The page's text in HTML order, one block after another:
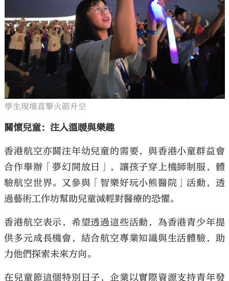
學生現場直擊火箭升空
關懷兒童：注入溫暖與樂趣
香港航空亦關注年幼兒童的需要，與香港小童群益會
合作舉辦「夢幻開放日」，讓孩子穿上機師制服，體
驗航空世界。又參與「智樂好玩小熊醫院」活動，透
過藝術工作坊幫助兒童減輕對醫療的恐懼。
香港航空表示，希望透過這些活動，為香港青少年提
供多元成長機會，結合航空專業知識與生活體驗，助
力他們探索未來方向。
在兒童節這個特別日子，企業以實際資源支持青年發